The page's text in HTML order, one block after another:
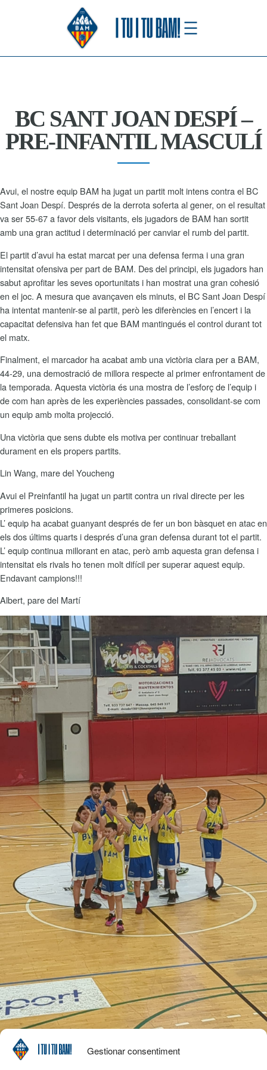
Gestionar consentiment
BC SANT JOAN DESPÍ –
PRE-INFANTIL MASCULÍ
Avui, el nostre equip BAM ha jugat un partit molt intens contra el BC
Sant Joan Despí. Després de la derrota soferta al gener, on el resultat
va ser 55-67 a favor dels visitants, els jugadors de BAM han sortit
amb una gran actitud i determinació per canviar el rumb del partit.
El partit d’avui ha estat marcat per una defensa ferma i una gran
intensitat ofensiva per part de BAM. Des del principi, els jugadors han
sabut aprofitar les seves oportunitats i han mostrat una gran cohesió
en el joc. A mesura que avançaven els minuts, el BC Sant Joan Despí
ha intentat mantenir-se al partit, però les diferències en l’encert i la
capacitat defensiva han fet que BAM mantingués el control durant tot
el matx.
Finalment, el marcador ha acabat amb una victòria clara per a BAM,
44-29, una demostració de millora respecte al primer enfrontament de
la temporada. Aquesta victòria és una mostra de l’esforç de l’equip i
de com han après de les experiències passades, consolidant-se com
un equip amb molta projecció.
Una victòria que sens dubte els motiva per continuar treballant
durament en els propers partits.
Lin Wang, mare del Youcheng
Avui el Preinfantil ha jugat un partit contra un rival directe per les
primeres posicions.
L’ equip ha acabat guanyant després de fer un bon bàsquet en atac en
els dos últims quarts i després d’una gran defensa durant tot el partit.
L’ equip continua millorant en atac, però amb aquesta gran defensa i
intensitat els rivals ho tenen molt difícil per superar aquest equip.
Endavant campions!!!
Albert, pare del Martí